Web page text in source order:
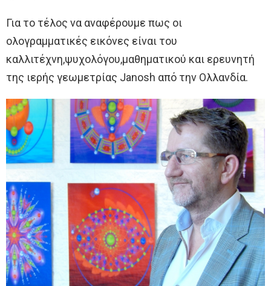
Για το τέλος να αναφέρουμε πως οι
ολογραμματικές εικόνες είναι του
καλλιτέχνη,ψυχολόγου,μαθηματικού και ερευνητή
της ιερής γεωμετρίας Janosh από την Ολλανδία.